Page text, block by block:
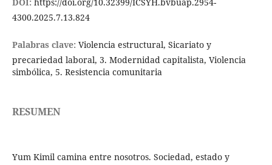
4300.2025.7.13.824
Palabras clave: Violencia estructural, Sicariato y
precariedad laboral, 3. Modernidad capitalista, Violencia
simbólica, 5. Resistencia comunitaria
RESUMEN
Yum Kimil camina entre nosotros. Sociedad, estado y